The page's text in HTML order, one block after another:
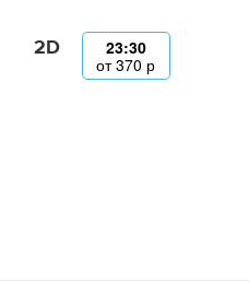
2D
23:30
от370 р